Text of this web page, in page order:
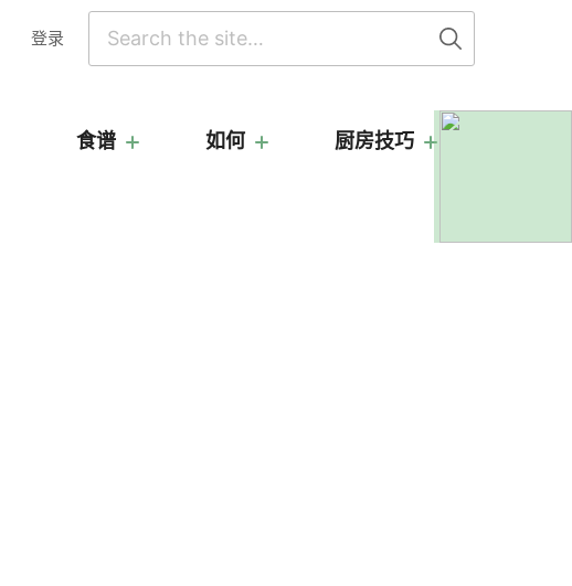
食谱 如何 厨房技巧
登录
搜
索